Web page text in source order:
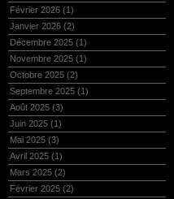
Février 2026 (1)
Janvier 2026 (2)
Décembre 2025 (1)
Novembre 2025 (1)
Octobre 2025 (2)
Septembre 2025 (1)
Août 2025 (3)
Juin 2025 (1)
Mai 2025 (3)
Avril 2025 (1)
Mars 2025 (2)
Février 2025 (2)